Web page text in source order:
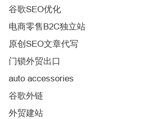
谷歌SEO优化
电商零售B2C独立站
原创SEO文章代写
门锁外贸出口
auto accessories
谷歌外链
外贸建站